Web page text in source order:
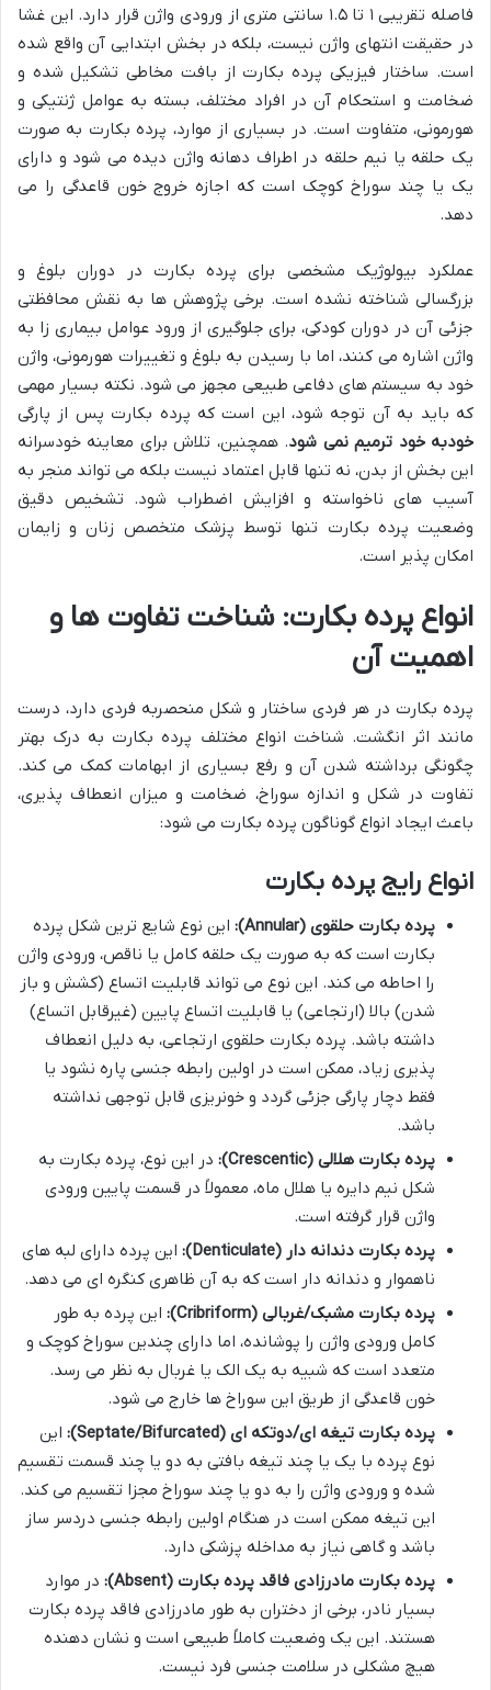
فاصله تقریبی ۱ تا ۱.۵ سانتی متری از ورودی واژن قرار دارد. این غشا
در حقیقت انتهای واژن نیست، بلکه در بخش ابتدایی آن واقع شده
است. ساختار فیزیکی پرده بکارت از بافت مخاطی تشکیل شده و
ضخامت و استحکام آن در افراد مختلف، بسته به عوامل ژنتیکی و
هورمونی، متفاوت است. در بسیاری از موارد، پرده بکارت به صورت
یک حلقه یا نیم حلقه در اطراف دهانه واژن دیده می شود و دارای
یک یا چند سوراخ کوچک است که اجازه خروج خون قاعدگی را می
دهد.
عملکرد بیولوژیک مشخصی برای پرده بکارت در دوران بلوغ و
بزرگسالی شناخته نشده است. برخی پژوهش ها به نقش محافظتی
جزئی آن در دوران کودکی، برای جلوگیری از ورود عوامل بیماری زا به
واژن اشاره می کنند، اما با رسیدن به بلوغ و تغییرات هورمونی، واژن
خود به سیستم های دفاعی طبیعی مجهز می شود. نکته بسیار مهمی
که باید به آن توجه شود، این است که پرده بکارت پس از پارگی
خودبه خود ترمیم نمی شود. همچنین، تلاش برای معاینه خودسرانه
این بخش از بدن، نه تنها قابل اعتماد نیست بلکه می تواند منجر به
آسیب های ناخواسته و افزایش اضطراب شود. تشخیص دقیق
وضعیت پرده بکارت تنها توسط پزشک متخصص زنان و زایمان
امکان پذیر است.
انواع پرده بکارت: شناخت تفاوت ها و
اهمیت آن
پرده بکارت در هر فردی ساختار و شکل منحصربه فردی دارد، درست
مانند اثر انگشت. شناخت انواع مختلف پرده بکارت به درک بهتر
چگونگی برداشته شدن آن و رفع بسیاری از ابهامات کمک می کند.
تفاوت در شکل و اندازه سوراخ، ضخامت و میزان انعطاف پذیری،
باعث ایجاد انواع گوناگون پرده بکارت می شود:
انواع رایج پرده بکارت
پرده بکارت حلقوی (Annular):
این نوع شایع ترین شکل پرده
بکارت است که به صورت یک حلقه کامل یا ناقص، ورودی واژن
را احاطه می کند. این نوع می تواند قابلیت اتساع (کشش و باز
شدن) بالا (ارتجاعی) یا قابلیت اتساع پایین (غیرقابل اتساع)
داشته باشد. پرده بکارت حلقوی ارتجاعی، به دلیل انعطاف
پذیری زیاد، ممکن است در اولین رابطه جنسی پاره نشود یا
فقط دچار پارگی جزئی گردد و خونریزی قابل توجهی نداشته
باشد.
پرده بکارت هلالی (Crescentic):
در این نوع، پرده بکارت به
شکل نیم دایره یا هلال ماه، معمولاً در قسمت پایین ورودی
واژن قرار گرفته است.
پرده بکارت دندانه دار (Denticulate):
این پرده دارای لبه های
ناهموار و دندانه دار است که به آن ظاهری کنگره ای می دهد.
پرده بکارت مشبک/غربالی (Cribriform):
این پرده به طور
کامل ورودی واژن را پوشانده، اما دارای چندین سوراخ کوچک و
متعدد است که شبیه به یک الک یا غربال به نظر می رسد.
خون قاعدگی از طریق این سوراخ ها خارج می شود.
پرده بکارت تیغه ای/دوتکه ای (Septate/Bifurcated):
این
نوع پرده با یک یا چند تیغه بافتی به دو یا چند قسمت تقسیم
شده و ورودی واژن را به دو یا چند سوراخ مجزا تقسیم می کند.
این تیغه ممکن است در هنگام اولین رابطه جنسی دردسر ساز
باشد و گاهی نیاز به مداخله پزشکی دارد.
پرده بکارت مادرزادی فاقد پرده بکارت (Absent):
در موارد
بسیار نادر، برخی از دختران به طور مادرزادی فاقد پرده بکارت
هستند. این یک وضعیت کاملاً طبیعی است و نشان دهنده
هیچ مشکلی در سلامت جنسی فرد نیست.